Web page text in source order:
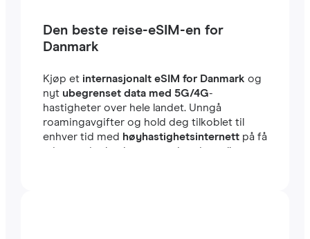
Den beste reise-eSIM-en for
Danmark
Kjøp et internasjonalt eSIM for Danmark og
nyt ubegrenset data med 5G/4G-
hastigheter over hele landet. Unngå
roamingavgifter og hold deg tilkoblet til
enhver tid med høyhastighetsinternettpå få
minutter i utlandet, enten du reiser eller